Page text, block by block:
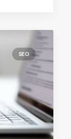
SEO